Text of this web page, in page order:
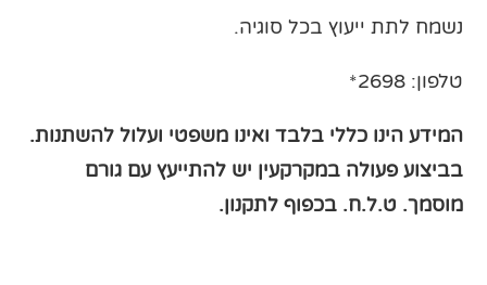
נשמח לתת ייעוץ בכל סוגיה.
טלפון: 2698*
המידע הינו כללי בלבד ואינו משפטי ועלול להשתנות.
בביצוע פעולה במקרקעין יש להתייעץ עם גורם
מוסמך. ט.ל.ח. בכפוף לתקנון.